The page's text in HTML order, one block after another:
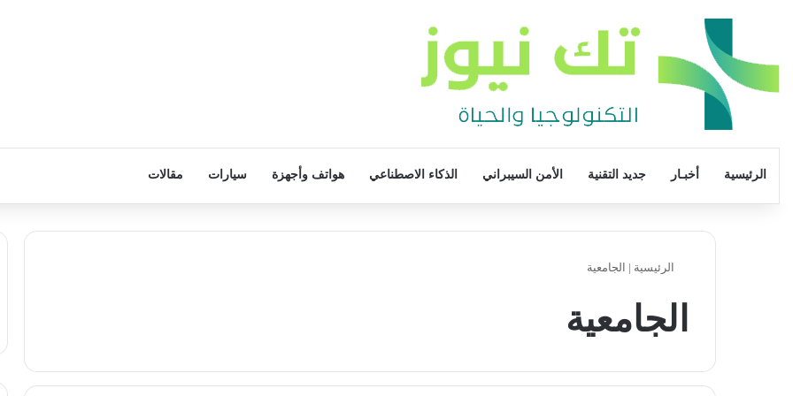
الرئيسية أخبـار جديد التقنية الأمن السيبراني الذكاء الاصطناعي هواتف وأجهزة سيارات مقالات
الرئيسية | الجامعية
الجامعية